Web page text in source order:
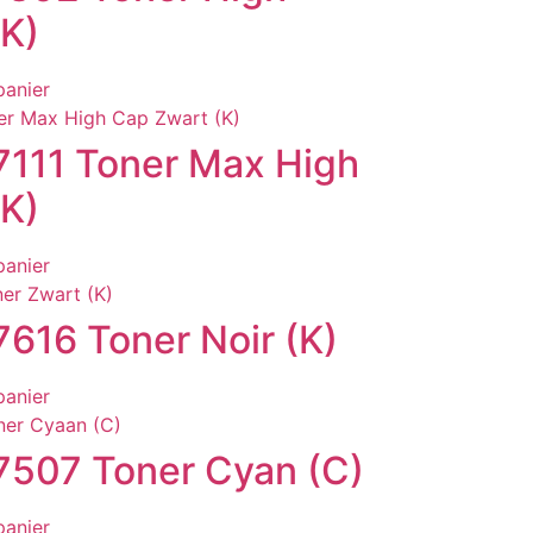
Toner Max High
Toner Noir (K)
Toner Cyan (C)